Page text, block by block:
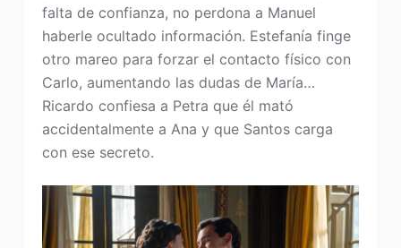
falta de confianza, no perdona a Manuel
haberle ocultado información. Estefanía finge
otro mareo para forzar el contacto físico con
Carlo, aumentando las dudas de María…
Ricardo confiesa a Petra que él mató
accidentalmente a Ana y que Santos carga
con ese secreto.